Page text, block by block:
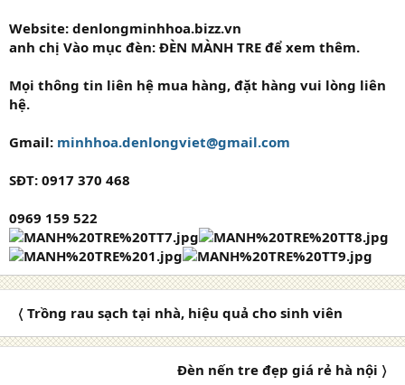
Website: denlongminhhoa.bizz.vn
anh chị Vào mục đèn: ĐÈN MÀNH TRE để xem thêm.
Mọi thông tin liên hệ mua hàng, đặt hàng vui lòng liên
hệ.
Gmail: minhhoa.denlongviet@gmail.com
SĐT: 0917 370 468
0969 159 522
〈 Trồng rau sạch tại nhà, hiệu quả cho sinh viên
Đèn nến tre đẹp giá rẻ hà nội 〉